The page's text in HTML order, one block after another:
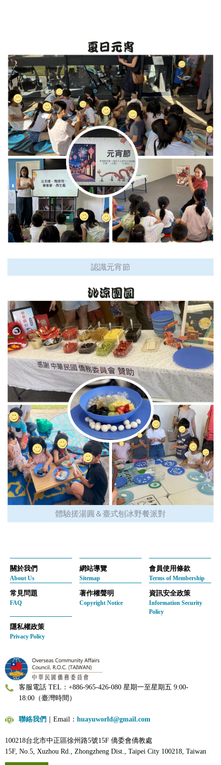
認識元宵節
體驗搓湯圓＆臺式刨冰野餐派對
關於我們
About Us
網站導覽
Sitemap
會員使用條款
Terms of Membership
常見問題
FAQ
著作權聲明
Copyright Notice
資訊安全政策
Information Security
Policy
隱私權政策
Privacy Policy
客服電話 TEL：+886-965-426-080 星期一至星期五 9:00-
18:00（臺灣時間）
聯絡我們 ｜Email： huayuworld@gmail.com
100218台北市中正區徐州路5號15F 僑委會僑教處
15F, No.5, Xuzhou Rd., Zhongzheng Dist., Taipei City 100218, Taiwan